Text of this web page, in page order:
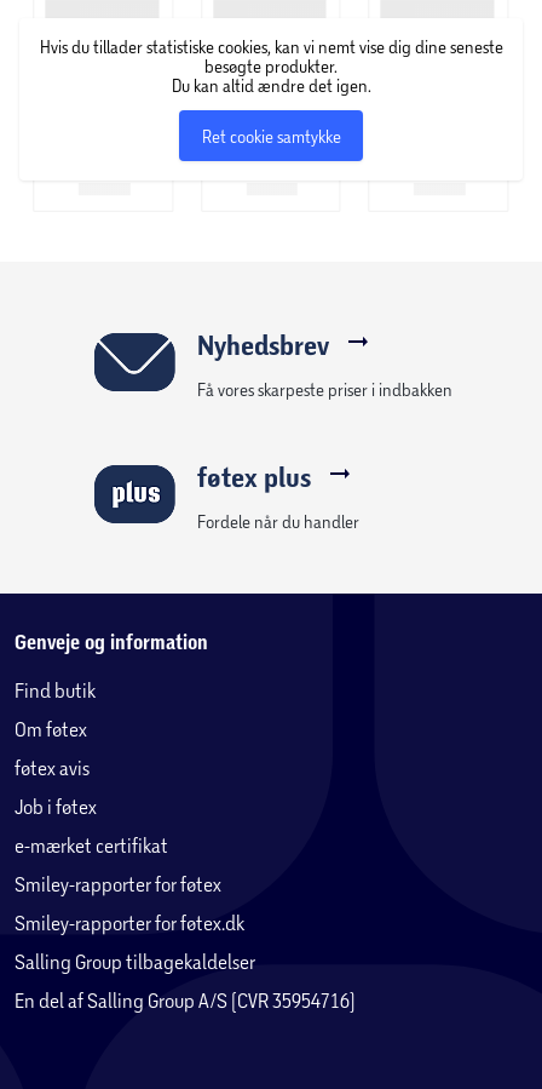
Hvis du tillader statistiske cookies, kan vi nemt vise dig dine seneste
besøgte produkter.
Du kan altid ændre det igen.
Ret cookie samtykke
Nyhedsbrev
Få vores skarpeste priser i indbakken
føtex plus
Fordele når du handler
Genveje og information
Find butik
Om føtex
føtex avis
Job i føtex
e-mærket certifikat
Smiley-rapporter for føtex
Smiley-rapporter for føtex.dk
Salling Group tilbagekaldelser
En del af Salling Group A/S (CVR 35954716)